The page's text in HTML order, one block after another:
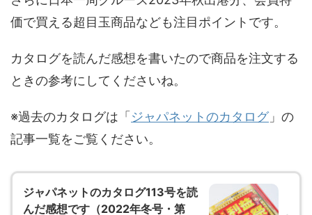
価で買える超目玉商品なども注目ポイントです。
カタログを読んだ感想を書いたので商品を注文する
ときの参考にしてくださいね。
※過去のカタログは「 ジャパネットのカタログ」の
記事一覧をご覧ください。
ジャパネットのカタログ113号を読
んだ感想です（2022年冬号・第